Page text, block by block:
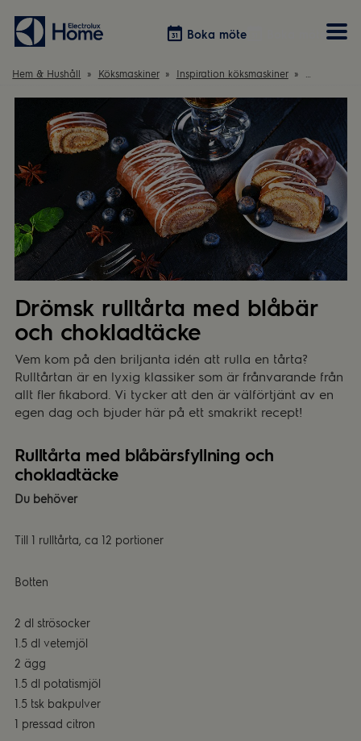
Boka möte
Våra kök
Inspiration
Övrigt
Förvaring
Välja garderobslösning
Övrigt
Vitvaror
Tvätt & Tork
Dammsugare
Hem & Hushåll
Övrigt
Hem & Hushåll Köksmaskiner Inspiration köksmaskiner Rulltårta
Drömsk rulltårta med blåbär
och chokladtäcke
Vem kom på den briljanta idén att rulla en tårta?
Rulltårtan är en lyxig klassiker som är frånvarande från
allt fler fikabord. Vi tycker att den är välförtjänt av en
egen dag och bjuder här på ett smakrikt recept!
Rulltårta med blåbärsfyllning och
chokladtäcke
Du behöver
Till 1 rulltårta, ca 12 portioner
Botten
2 dl strösocker
1.5 dl vetemjöl
2 ägg
1.5 dl potatismjöl
1.5 tsk bakpulver
1 pressad citron